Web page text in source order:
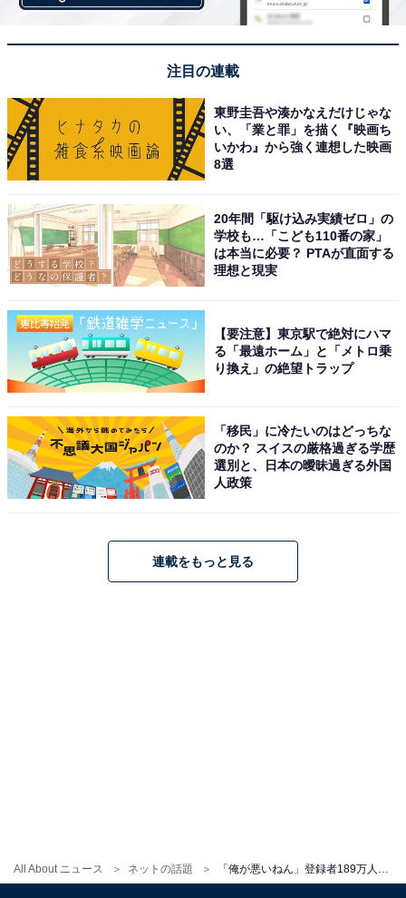
All About ニュース ネットの話題
注目の連載
東野圭吾や湊かなえだけじゃな
い、「業と罪」を描く『映画ち
いかわ』から強く連想した映画
8選
20年間「駆け込み実績ゼロ」の
学校も…「こども110番の家」
は本当に必要？ PTAが直面する
理想と現実
【要注意】東京駅で絶対にハマ
る「最遠ホーム」と「メトロ乗
り換え」の絶望トラップ
「移民」に冷たいのはどっちな
のか？ スイスの厳格過ぎる学歴
選別と、日本の曖昧過ぎる外国
人政策
連載をもっと見る